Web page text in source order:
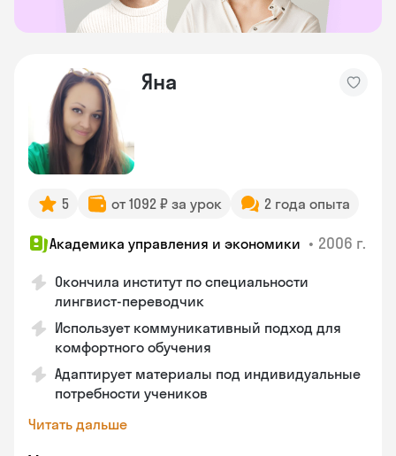
Яна
5 от 1092 ₽ за урок 2 года опыта
Академика управления и экономики • 2006 г.
Окончила институт по специальности
лингвист-переводчик
Использует коммуникативный подход для
комфортного обучения
Адаптирует материалы под индивидуальные
потребности учеников
Читать дальше